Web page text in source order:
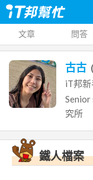
文章 問答
古古 (
iT邦新
究所
鐵人檔案